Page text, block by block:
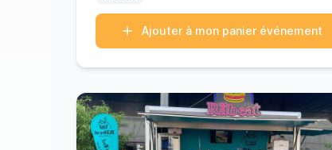
Ajouter à mon panier événement